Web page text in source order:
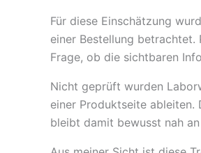
Für diese Einschätzung
einer Bestellung
Frage, ob die sichtbaren
Nicht geprüft wurden
einer Produktseite ableiten.
bleibt damit bewusst nah